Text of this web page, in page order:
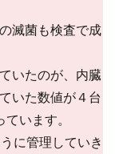
滅菌も検査で成
いたのが、内臓
いた数値が４台
います。
に管理していき